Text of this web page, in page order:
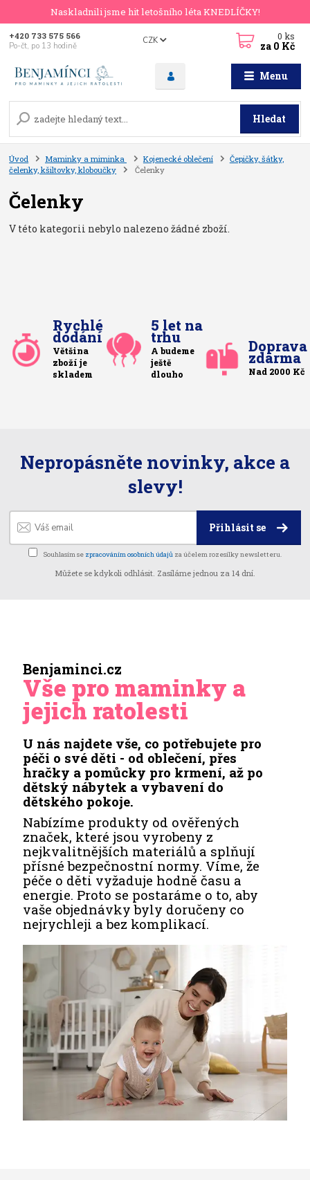
Naskladnili jsme hit letošního léta KNEDLÍČKY!
Menu
CZK
Hledat
+420 733 575 566
Po-čt, po 13 hodině
0ks
za 0 Kč
Úvod Maminky a miminka Kojenecké oblečení
Čepičky, šátky,
čelenky, kšiltovky, kloboučky
Čelenky
Čelenky
V této kategorii nebylo nalezeno žádné zboží.
Rychlé
dodání
Většina
zboží je
skladem
5 let na
trhu
A budeme
ještě
dlouho
Doprava
zdarma
Nad 2000 Kč
Nepropásněte novinky, akce a
slevy!
Přihlásit se
Souhlasím se zpracováním osobních údajů za účelem rozesílky newsletteru.
Můžete se kdykoli odhlásit. Zasíláme jednou za 14 dní.
Benjaminci.cz
Vše pro maminky a
jejich ratolesti
U nás najdete vše, co potřebujete pro
péči o své děti - od oblečení, přes
hračky a pomůcky pro krmení, až po
dětský nábytek a vybavení do
dětského pokoje.
Nabízíme produkty od ověřených
značek, které jsou vyrobeny z
nejkvalitnějších materiálů a splňují
přísné bezpečnostní normy. Víme, že
péče o děti vyžaduje hodně času a
energie. Proto se postaráme o to, aby
vaše objednávky byly doručeny co
nejrychleji a bez komplikací.